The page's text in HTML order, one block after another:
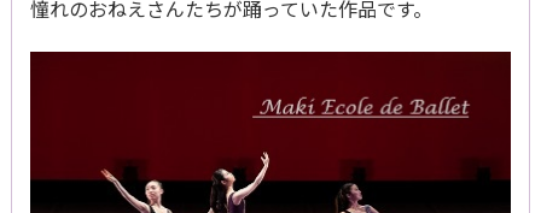
憧れのおねえさんたちが踊っていた作品です。